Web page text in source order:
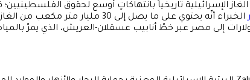
الإسرائيلية تاريخياً بانتهاكاتٍ أوسع لحقوق
إلى مصر عبر خطّ أنابيب عسقلان-العريش، الذي يمرّ